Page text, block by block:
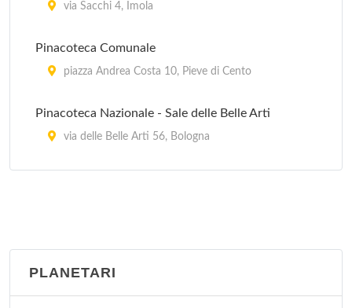
Via Irnerio 42, Bologna
via Sacchi 4, Imola
Pinacoteca Comunale
piazza Andrea Costa 10, Pieve di Cento
Pinacoteca Nazionale - Sale delle Belle Arti
via delle Belle Arti 56, Bologna
PLANETARI